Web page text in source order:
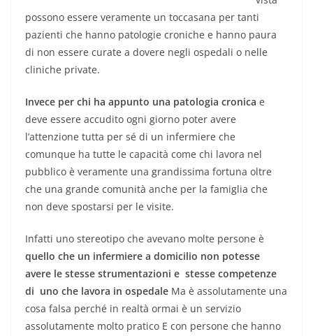
possono essere veramente un toccasana per tanti
pazienti che hanno patologie croniche e hanno paura
di non essere curate a dovere negli ospedali o nelle
cliniche private.
Invece per chi ha appunto una patologia cronica e
deve essere accudito ogni giorno poter avere
l’attenzione tutta per sé di un infermiere che
comunque ha tutte le capacità come chi lavora nel
pubblico è veramente una grandissima fortuna oltre
che una grande comunità anche per la famiglia che
non deve spostarsi per le visite.
Infatti uno stereotipo che avevano molte persone è
quello che un infermiere a domicilio non potesse
avere le stesse strumentazioni e stesse competenze
di uno che lavora in ospedale Ma è assolutamente una
cosa falsa perché in realtà ormai è un servizio
assolutamente molto pratico E con persone che hanno